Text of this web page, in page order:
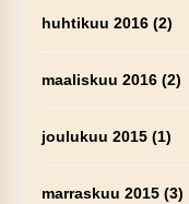
huhtikuu 2016(2)
maaliskuu 2016(2)
joulukuu 2015(1)
marraskuu 2015(3)